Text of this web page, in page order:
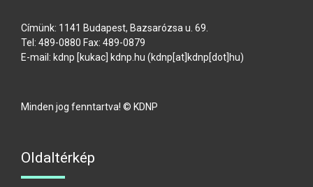
Címünk: 1141 Budapest, Bazsarózsa u. 69.
Tel: 489-0880 Fax: 489-0879
E-mail: kdnp [kukac] kdnp.hu (kdnp[at]kdnp[dot]hu)
Minden jog fenntartva! © KDNP
Oldaltérkép